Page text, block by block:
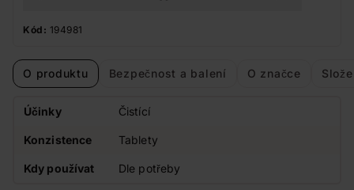
Kód: 194981
O produktu Bezpečnost a balení O značce
Účinky Čistící
Konzistence Tablety
Kdy používat Dle potřeby